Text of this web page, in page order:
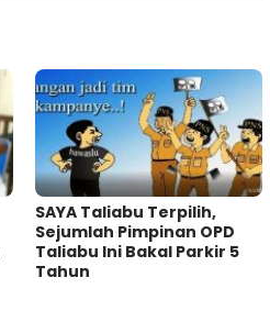
SAYA Taliabu Terpilih,
Sejumlah Pimpinan OPD
Taliabu Ini Bakal Parkir 5
Tahun